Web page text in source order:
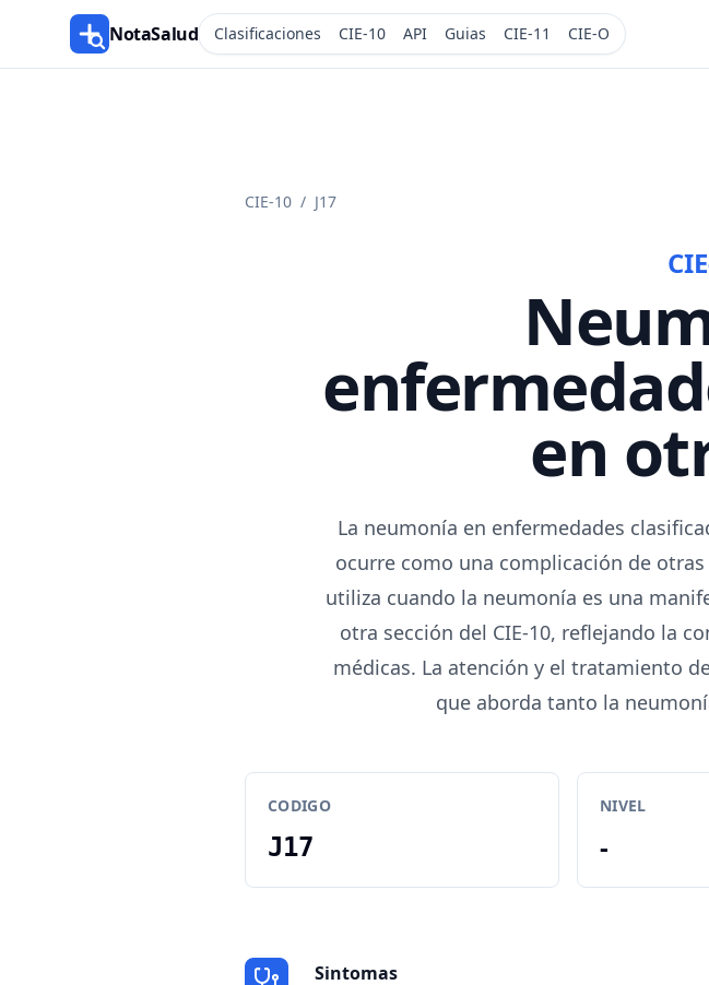
NotaSalud Clasificaciones CIE-10 API Guias CIE-11 CIE-O
CIE-10 / J17
en
La neumonía en enfermedades
ocurre como una complicación de
utiliza cuando la neumonía es una
otra sección del CIE-10, reflejando la
médicas. La atención y el tratamiento
que aborda tanto la
CODIGO
J17
NIVEL
-
Sintomas